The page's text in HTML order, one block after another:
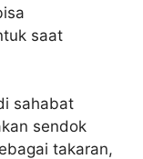
saat
sahabat
sendok
takaran,